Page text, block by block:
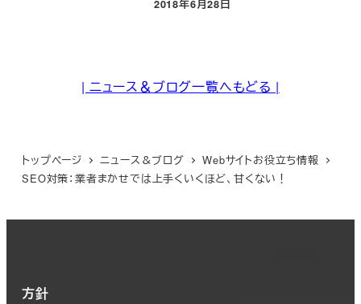
投稿日
2018年6月28日
| ニュース＆ブログ一覧へもどる |
トップページ ニュース＆ブログ
Webサイトお役立ち情報
SEO対策：業者まかせでは上手くいくほど、甘くない！
方針